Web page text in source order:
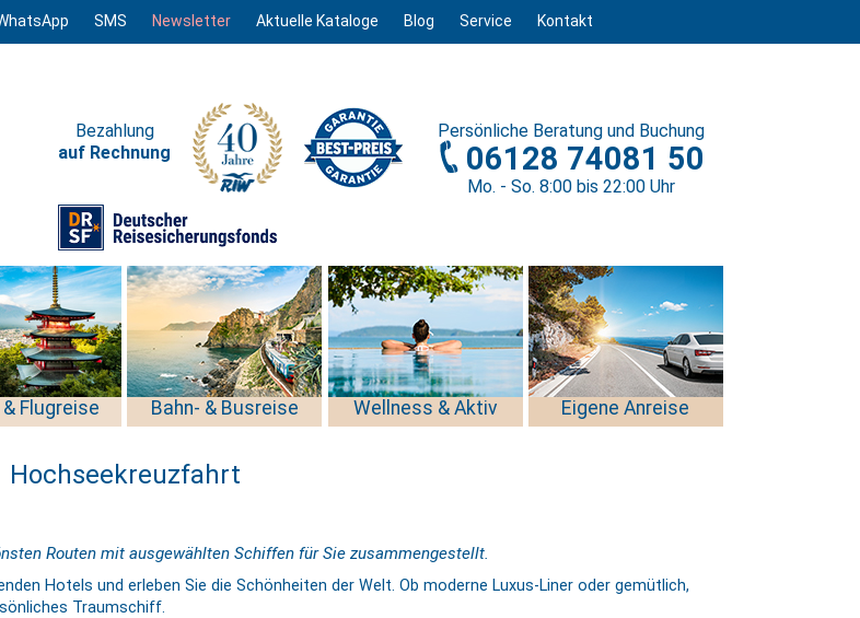
SMS Newsletter Aktuelle Kataloge Blog Service Kontakt
Persönliche Beratung und Buchung
06128 74081 50
Mo. - So. 8:00 bis 22:00 Uhr
Bezahlung
auf Rechnung
& Flugreise Bahn- & Busreise Wellness & Aktiv Eigene Anreise
Hochseekreuzfahrt
Routen mit ausgewählten Schiffen für Sie zusammengestellt.
Hotels und erleben Sie die Schönheiten der Welt. Ob moderne Luxus-Liner oder gemütlich,
Traumschiff.